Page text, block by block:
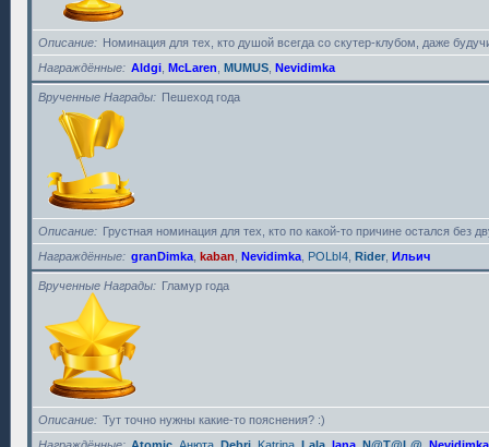
Описание
Номинация для тех, кто душой всегда со скутер-клубом, даже
Награждённые
Aldgi McLaren MUMUS Nevidimka
Врученные Награды Пешеход года
Описание
Грустная номинация для тех, кто по какой-то причине остался без
Награждённые
granDimka kaban Nevidimka POLbI4 Rider Ильич
Врученные Награды Гламур года
Описание
Тут точно нужны какие-то пояснения? :)